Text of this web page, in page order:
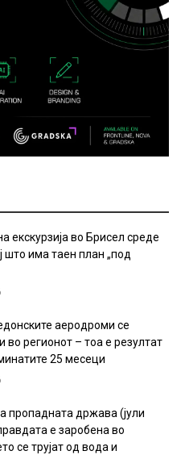
екскурзија во Брисел среде
што има таен план „под
аеродроми се
во регионот – тоа е резултат
25 месеци
пропадната држава (јули
е заробена во
се трујат од вода и